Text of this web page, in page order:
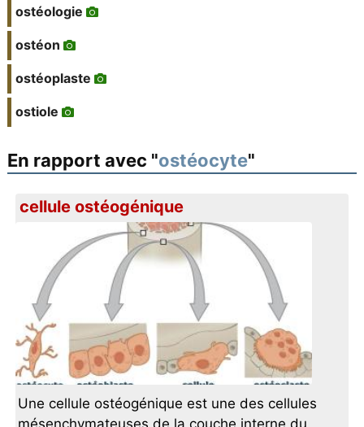
ostéologie
ostéon
ostéoplaste
ostiole
En rapport avec "ostéocyte"
cellule ostéogénique
Une cellule ostéogénique est une des cellules